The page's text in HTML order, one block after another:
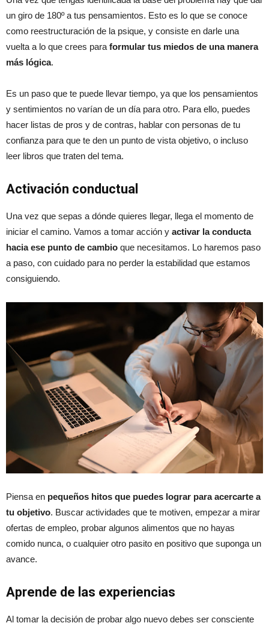
un giro de 180º a tus pensamientos. Esto es lo que se conoce
como reestructuración de la psique, y consiste en darle una
vuelta a lo que crees para formular tus miedos de una manera
más lógica.
Es un paso que te puede llevar tiempo, ya que los pensamientos
y sentimientos no varían de un día para otro. Para ello, puedes
hacer listas de pros y de contras, hablar con personas de tu
confianza para que te den un punto de vista objetivo, o incluso
leer libros que traten del tema.
Activación conductual
Una vez que sepas a dónde quieres llegar, llega el momento de
iniciar el camino. Vamos a tomar acción y activar la conducta
hacia ese punto de cambio que necesitamos. Lo haremos paso
a paso, con cuidado para no perder la estabilidad que estamos
consiguiendo.
Piensa en pequeños hitos que puedes lograr para acercarte a
tu objetivo. Buscar actividades que te motiven, empezar a mirar
ofertas de empleo, probar algunos alimentos que no hayas
comido nunca, o cualquier otro pasito en positivo que suponga un
avance.
Aprende de las experiencias
Al tomar la decisión de probar algo nuevo debes ser consciente